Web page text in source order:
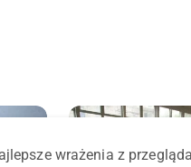
wrażenia z